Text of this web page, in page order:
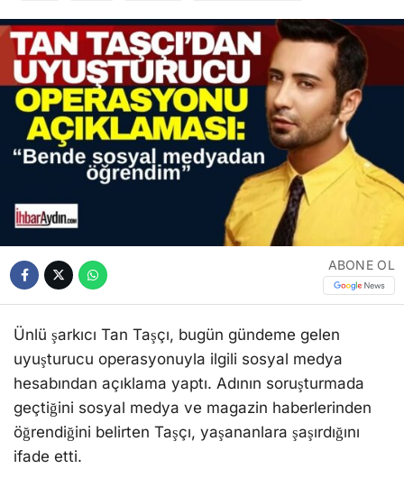
ABONE OL
Ünlü şarkıcı Tan Taşçı, bugün gündeme gelen
uyuşturucu operasyonuyla ilgili sosyal medya
hesabından açıklama yaptı. Adının soruşturmada
geçtiğini sosyal medya ve magazin haberlerinden
öğrendiğini belirten Taşçı, yaşananlara şaşırdığını
ifade etti.